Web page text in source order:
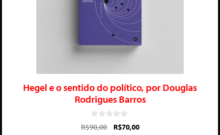
Hegel e o sentido do político, por Douglas
Rodrigues Barros
0
d
R$90,00 R$70,00